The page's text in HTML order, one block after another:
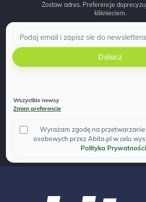
Zostaw adres. Preferencje
kliknieciem.
Dolacz
Wszystkie newsy
Zmien preferencje
Wyrażam zgodę na przetwarzanie
osobowych przez Abito.pl w celu
Polityka Prywatności